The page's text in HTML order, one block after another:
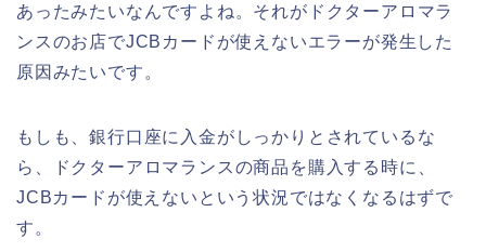
あったみたいなんですよね。それがドクターアロマラ
ンスのお店でJCBカードが使えないエラーが発生した
原因みたいです。
もしも、銀行口座に入金がしっかりとされているな
ら、ドクターアロマランスの商品を購入する時に、
JCBカードが使えないという状況ではなくなるはずで
す。